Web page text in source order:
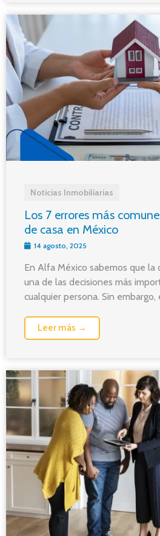
Noticias Inmobiliarias
Los 7 errores más
de casa en México
14 agosto, 2025
En Alfa México sabemos que la
una de las decisiones más
cualquier persona. Sin embargo,
Leer más →